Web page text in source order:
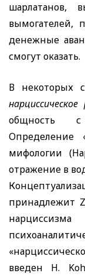
шарлатанов,
денежные
смогут оказать.
В некоторых
общность с
Определение
мифологии
отражение в
принадлежит
введен H.